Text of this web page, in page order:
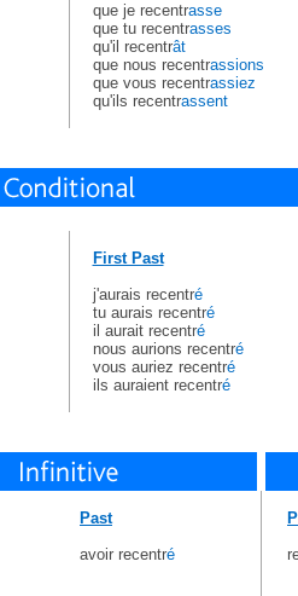
que je recentrasse
que tu recentrasses
qu'il recentrât
que nous recentrassions
que vous recentrassiez
qu'ils recentrassent
First Past
j'aurais recentré
tu aurais recentré
il aurait recentré
nous aurions recentré
vous auriez recentré
ils auraient recentré
Past
avoir recentré